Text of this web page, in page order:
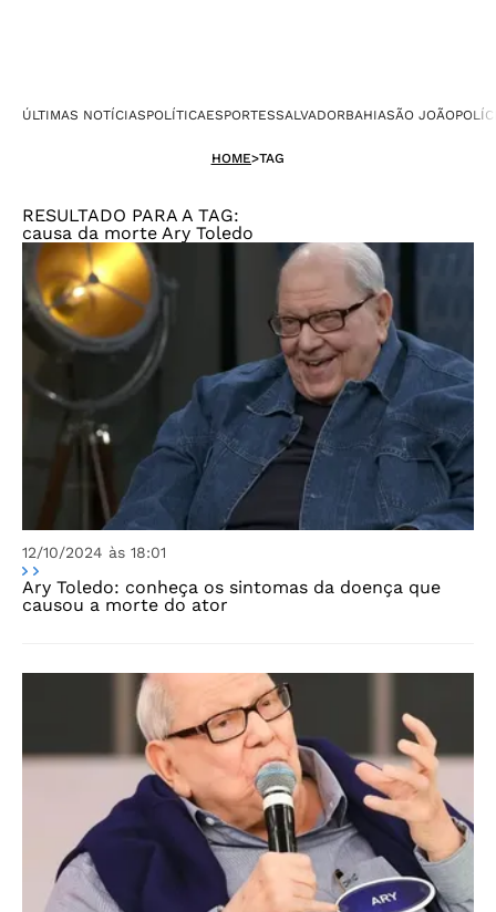
ÚLTIMAS NOTÍCIASPOLÍTICAESPORTESSALVADORBAHIASÃO JOÃO
HOME>TAG
RESULTADO PARA A TAG:
causa da morte Ary Toledo
12/10/2024 às 18:01
Ary Toledo: conheça os sintomas da doença que
causou a morte do ator